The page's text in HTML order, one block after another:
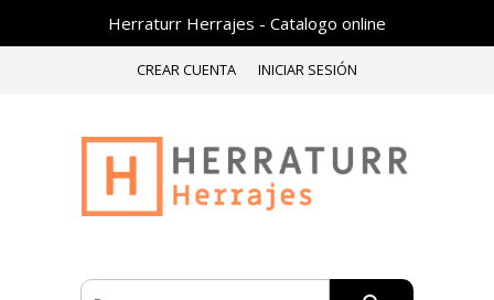
Herraturr Herrajes - Catalogo online
CREAR CUENTA INICIAR SESIÓN